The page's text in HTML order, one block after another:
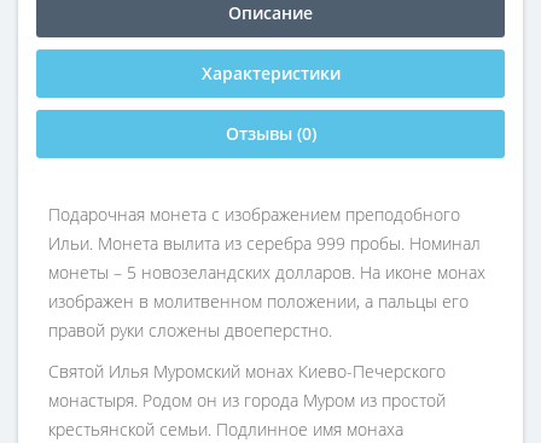
Описание
Характеристики
Отзывы (0)
Подарочная монета с изображением преподобного
Ильи. Монета вылита из серебра 999 пробы. Номинал
монеты – 5 новозеландских долларов. На иконе монах
изображен в молитвенном положении, а пальцы его
правой руки сложены двоеперстно.
Святой Илья Муромский монах Киево-Печерского
монастыря. Родом он из города Муром из простой
крестьянской семьи. Подлинное имя монаха